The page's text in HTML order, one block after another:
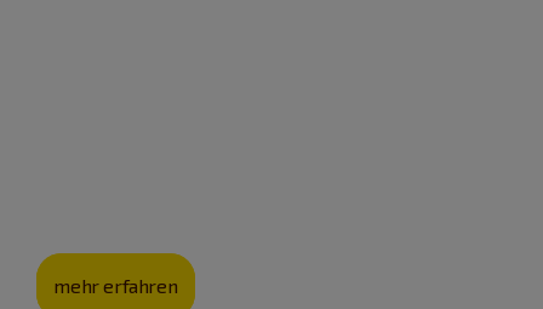
mehr erfahren